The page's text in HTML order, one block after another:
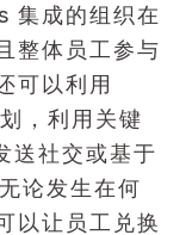
成的组织在
整体员工参与
可以利用
，利用关键
送社交或基于
论发生在何
以让员工兑换